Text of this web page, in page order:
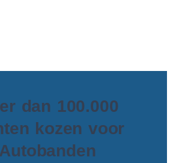
dan 100.000
kozen voor
Autobanden